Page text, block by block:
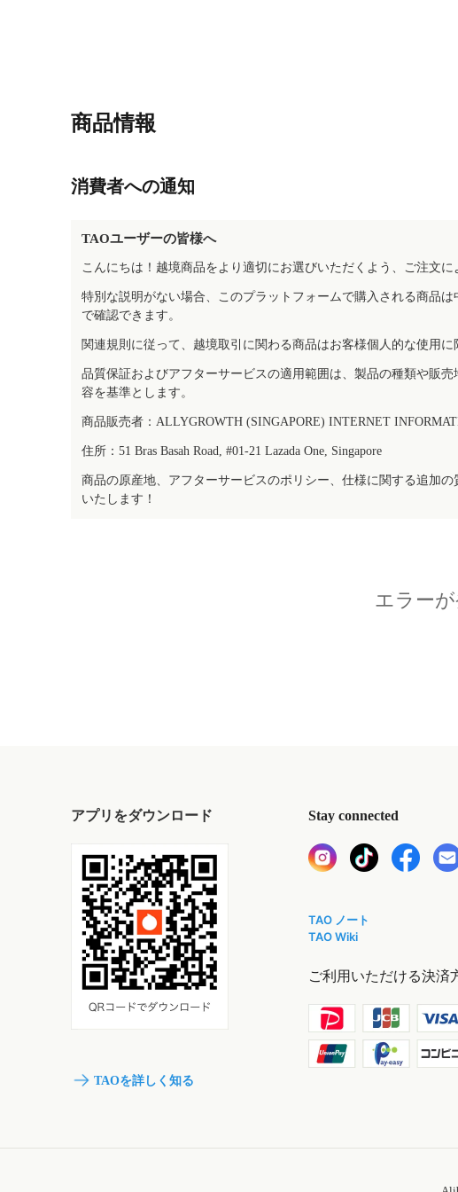
商品情報
消費者への通知
TAOユーザーの皆様へ
こんにちは！越境商品をより適切にお選びいただくよう、ご注文
特別な説明がない場合、このプラットフォームで購入される商品
で確認できます。
関連規則に従って、越境取引に関わる商品はお客様個人的な使用に
品質保証およびアフターサービスの適用範囲は、製品の種類や販
容を基準とします。
商品販売者：ALLYGROWTH (SINGAPORE) INTERNET
住所：51 Bras Basah Road, #01-21 Lazada One, Singapore
商品の原産地、アフターサービスのポリシー、仕様に関する追加
いたします！
エラー
アプリをダウンロード
TAOを詳しく知る
Stay connected
TAO ノート
TAO Wiki
ご利用いただける決済